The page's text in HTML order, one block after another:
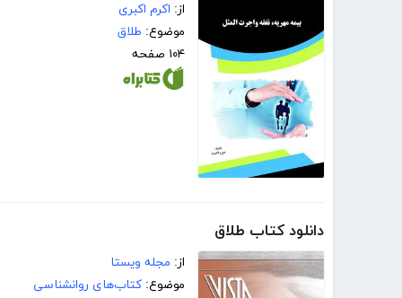
از: اکرم اکبری
موضوع: طلاق
۱۰۴ صفحه
دانلود کتاب طلاق
از: مجله ویستا
موضوع: کتاب‌های روانشناسی